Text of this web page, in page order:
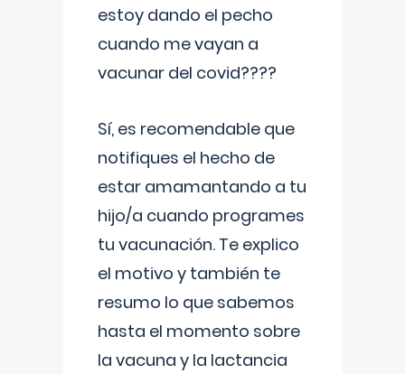
estoy dando el pecho
cuando me vayan a
vacunar del covid????
Sí, es recomendable que
notifiques el hecho de
estar amamantando a tu
hijo/a cuando programes
tu vacunación. Te explico
el motivo y también te
resumo lo que sabemos
hasta el momento sobre
la vacuna y la lactancia